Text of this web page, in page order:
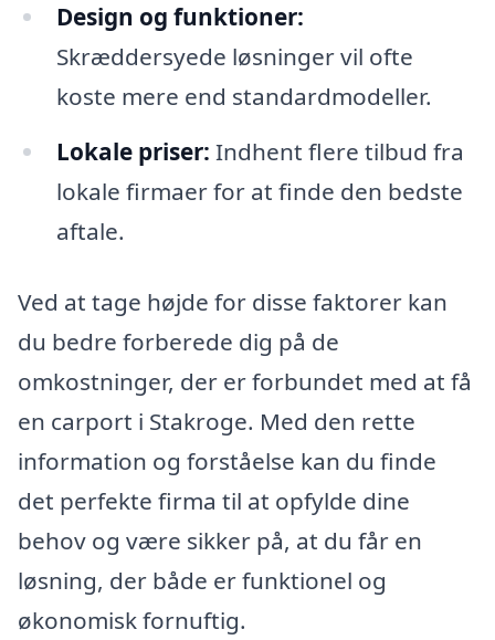
Design og funktioner:
Skræddersyede løsninger vil ofte
koste mere end standardmodeller.
Lokale priser: Indhent flere tilbud fra
lokale firmaer for at finde den bedste
aftale.
Ved at tage højde for disse faktorer kan
du bedre forberede dig på de
omkostninger, der er forbundet med at få
en carport i Stakroge. Med den rette
information og forståelse kan du finde
det perfekte firma til at opfylde dine
behov og være sikker på, at du får en
løsning, der både er funktionel og
økonomisk fornuftig.